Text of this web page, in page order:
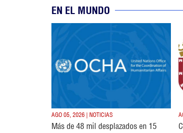
EN EL MUNDO
AGO 05, 2026 | NOTICIAS
Más de 48 mil desplazados en 15